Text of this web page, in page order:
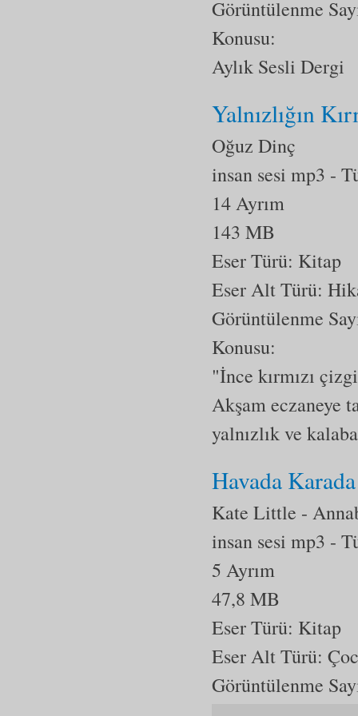
Görüntülenme
Konusu:
Aylık Sesli Dergi
Yalnızlığın
Oğuz Dinç
insan sesi mp3 -
14 Ayrım
143 MB
Eser Türü: Kitap
Eser Alt Türü:
Görüntülenme
Konusu:
"İnce kırmızı
Akşam eczaneye
yalnızlık ve
Havada
Kate Little -
insan sesi mp3 -
5 Ayrım
47,8 MB
Eser Türü: Kitap
Eser Alt Türü:
Görüntülenme